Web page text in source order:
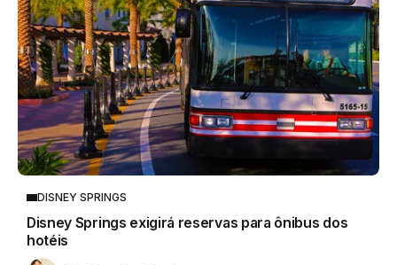
DISNEY SPRINGS
Disney Springs exigirá reservas para ônibus dos
hotéis